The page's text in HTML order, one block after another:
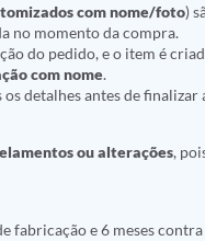
com nome/foto)
no momento da compra.
do pedido, e o item é
com nome.
detalhes antes de finalizar
ou alterações,
fabricação e 6 meses